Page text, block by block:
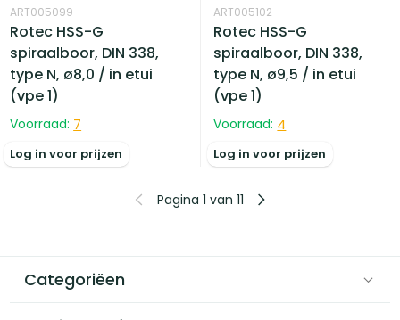
ART005099
Rotec HSS-G
spiraalboor, DIN 338,
type N, ø8,0 / in etui
(vpe 1)
Voorraad: 7
Log in voor prijzen
ART005102
Rotec HSS-G
spiraalboor, DIN 338,
type N, ø9,5 / in etui
(vpe 1)
Voorraad: 4
Log in voor prijzen
Pagina 1 van 11
Categoriëen